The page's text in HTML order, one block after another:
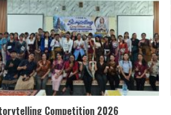
Competition 2026